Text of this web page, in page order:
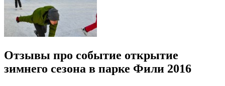
Отзывы про событие открытие
зимнего сезона в парке Фили 2016